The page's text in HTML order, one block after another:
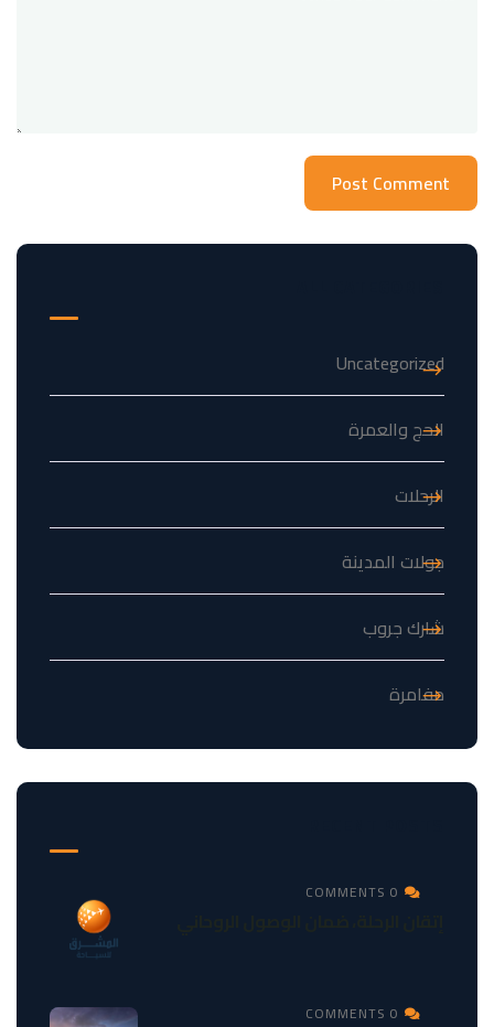
Uncategorized
الحج والعمرة
الرحلات
جولات المدينة
شارك جروب
مفامرة
0 COMMENTS
0 COMMENTS